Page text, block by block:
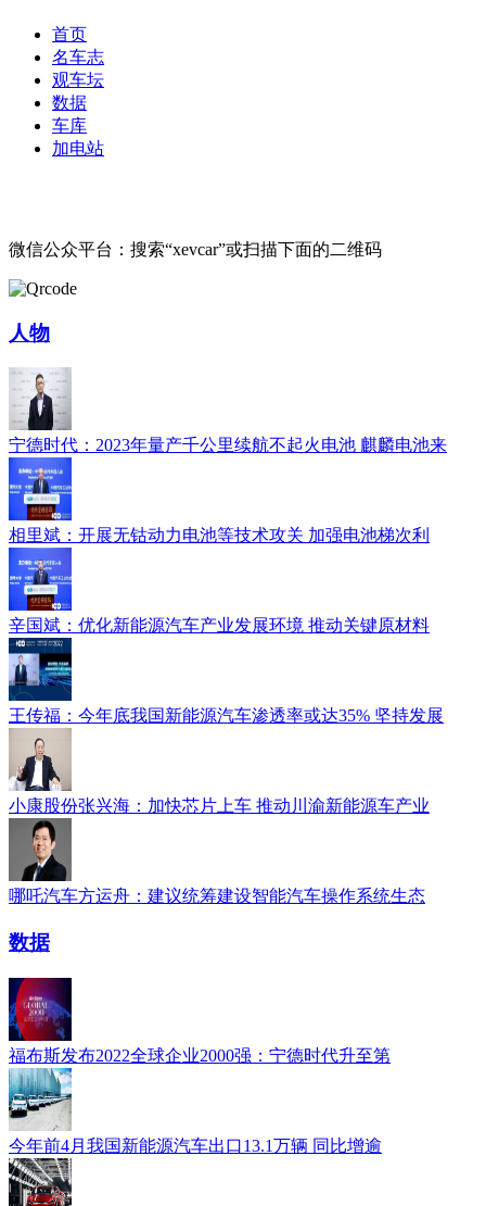
首页
名车志
观车坛
数据
车库
加电站
微信公众平台：搜索“xevcar”或扫描下面的二维码
人物
宁德时代：2023年量产千公里续航不起火电池 麒麟电池来
相里斌：开展无钴动力电池等技术攻关 加强电池梯次利
辛国斌：优化新能源汽车产业发展环境 推动关键原材料
王传福：今年底我国新能源汽车渗透率或达35% 坚持发展
小康股份张兴海：加快芯片上车 推动川渝新能源车产业
哪吒汽车方运舟：建议统筹建设智能汽车操作系统生态
数据
福布斯发布2022全球企业2000强：宁德时代升至第
今年前4月我国新能源汽车出口13.1万辆 同比增逾